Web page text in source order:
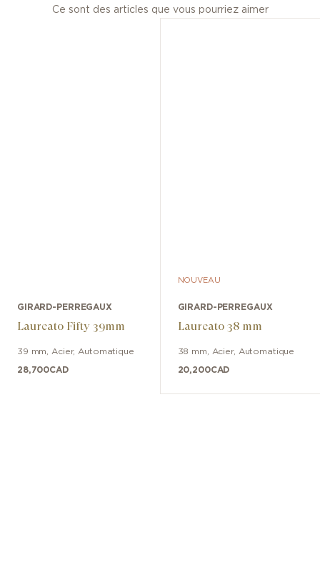
Ce sont des articles que vous pourriez aimer
GIRARD-PERREGAUX
Laureato Fifty 39mm
39 mm Acier, Automatique
28,700CAD
NOUVEAU
GIRARD-PERREGAUX
Laureato 38 mm
38 mm Acier, Automatique
20,200CAD